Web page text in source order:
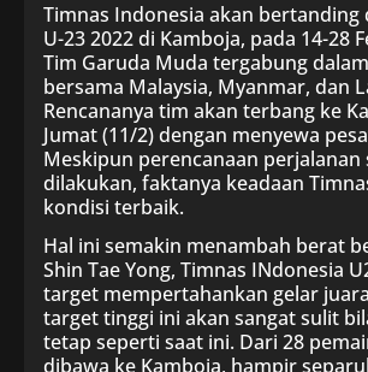
Timnas Indonesia akan bertanding
U-23 2022 di Kamboja, pada 14-28
Tim Garuda Muda tergabung
bersama Malaysia, Myanmar, dan
Rencananya tim akan terbang ke
Jumat (11/2) dengan menyewa
Meskipun perencanaan perjalanan
dilakukan, faktanya keadaan
kondisi terbaik.
Hal ini semakin menambah berat
Shin Tae Yong, Timnas INdonesia
target mempertahankan gelar
target tinggi ini akan sangat sulit
tetap seperti saat ini. Dari 28
dibawa ke Kamboja, hampir